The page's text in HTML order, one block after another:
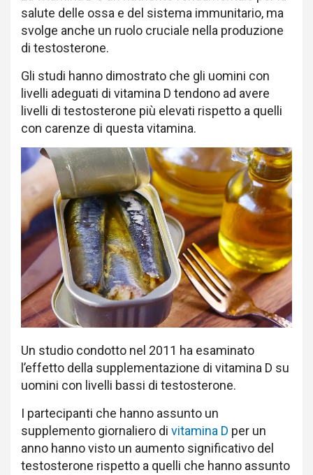
salute delle ossa e del sistema immunitario, ma
svolge anche un ruolo cruciale nella produzione
di testosterone.
Gli studi hanno dimostrato che gli uomini con
livelli adeguati di vitamina D tendono ad avere
livelli di testosterone più elevati rispetto a quelli
con carenze di questa vitamina.
Un studio condotto nel 2011 ha esaminato
l’effetto della supplementazione di vitamina D su
uomini con livelli bassi di testosterone.
I partecipanti che hanno assunto un
supplemento giornaliero di vitamina D per un
anno hanno visto un aumento significativo del
testosterone rispetto a quelli che hanno assunto